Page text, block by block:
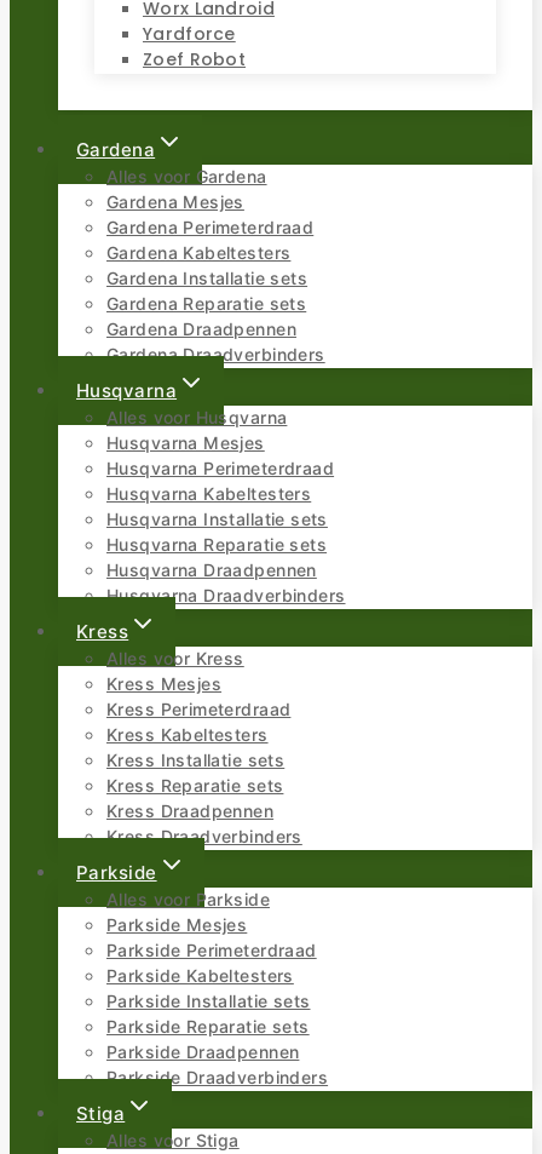
Worx Landroid
Yardforce
Zoef Robot
Gardena
Alles voor Gardena
Gardena Mesjes
Gardena Perimeterdraad
Gardena Kabeltesters
Gardena Installatie sets
Gardena Reparatie sets
Gardena Draadpennen
Gardena Draadverbinders
Husqvarna
Alles voor Husqvarna
Husqvarna Mesjes
Husqvarna Perimeterdraad
Husqvarna Kabeltesters
Husqvarna Installatie sets
Husqvarna Reparatie sets
Husqvarna Draadpennen
Husqvarna Draadverbinders
Kress
Alles voor Kress
Kress Mesjes
Kress Perimeterdraad
Kress Kabeltesters
Kress Installatie sets
Kress Reparatie sets
Kress Draadpennen
Kress Draadverbinders
Parkside
Alles voor Parkside
Parkside Mesjes
Parkside Perimeterdraad
Parkside Kabeltesters
Parkside Installatie sets
Parkside Reparatie sets
Parkside Draadpennen
Parkside Draadverbinders
Stiga
Alles voor Stiga